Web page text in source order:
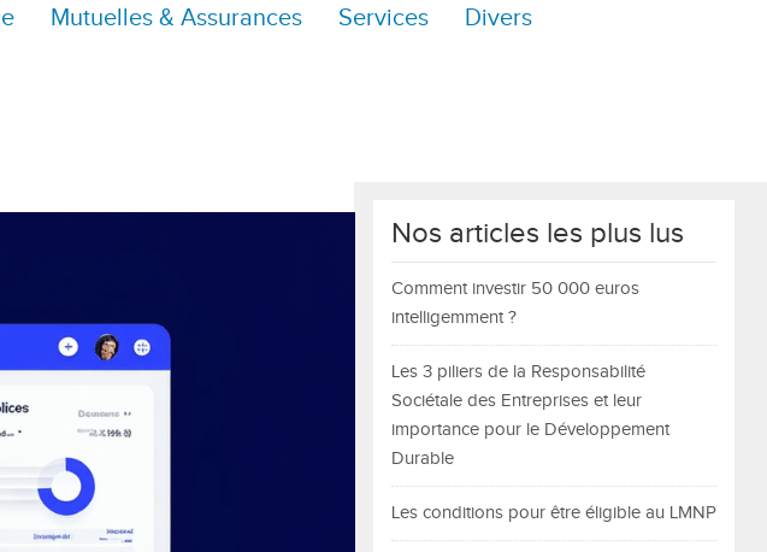
Mutuelles & Assurances Services Divers
Nos articles les plus lus
Comment investir 50 000 euros
intelligemment ?
Les 3 piliers de la Responsabilité
Sociétale des Entreprises et leur
importance pour le Développement
Durable
Les conditions pour être éligible au LMNP